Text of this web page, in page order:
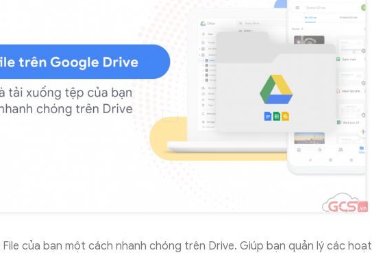
File của bạn một cách nhanh chóng trên Drive. Giúp bạn quản lý các hoạt